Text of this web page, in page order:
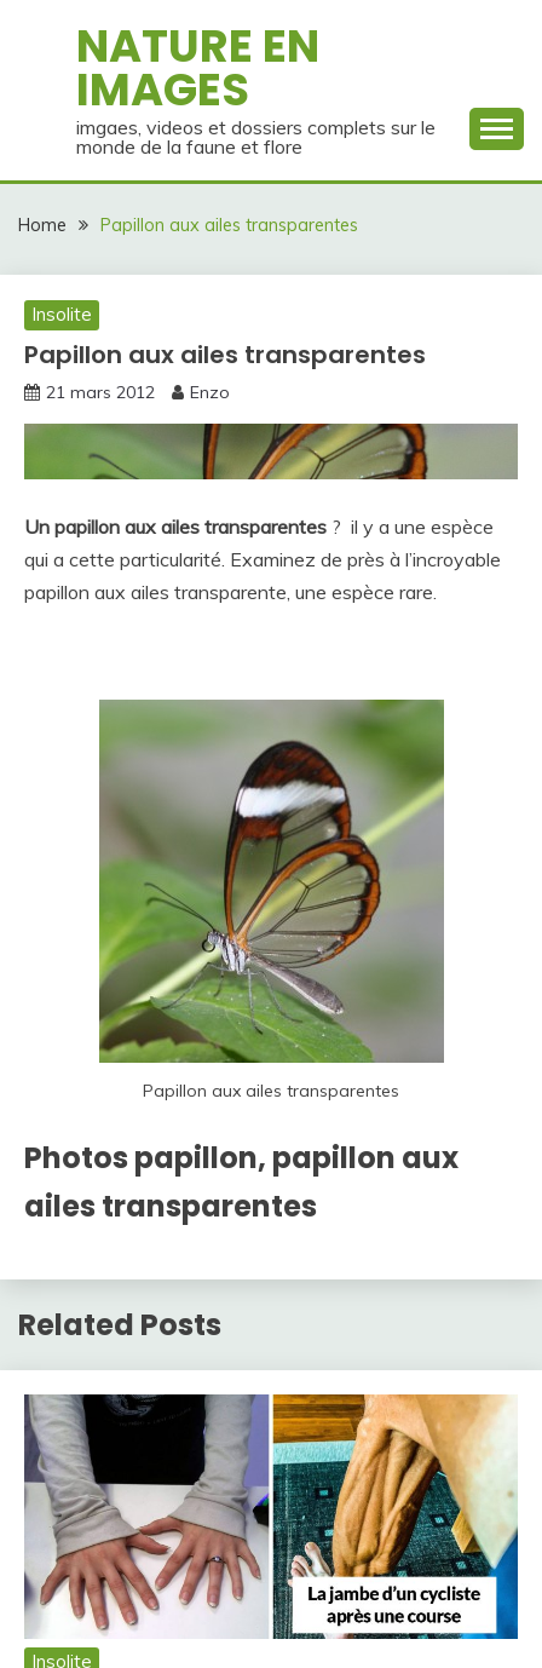
NATURE EN
IMAGES
imgaes, videos et dossiers complets sur le
monde de la faune et flore
Home Papillon aux ailes transparentes
Insolite
Papillon aux ailes transparentes
21 mars 2012 Enzo
Un papillon aux ailes transparentes ? il y a une espèce
qui a cette particularité. Examinez de près à l’incroyable
papillon aux ailes transparente, une espèce rare.
Papillon aux ailes transparentes
Photos papillon, papillon aux
ailes transparentes
Related Posts
Insolite